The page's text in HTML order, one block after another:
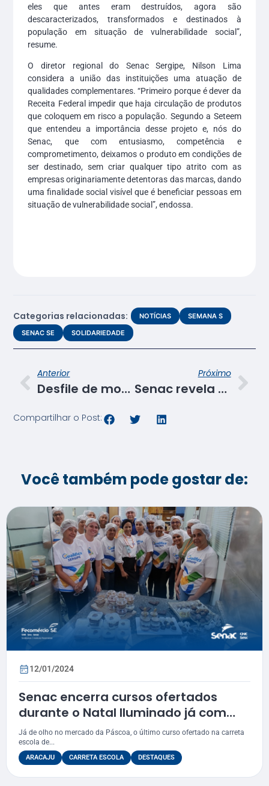
eles que antes eram destruídos, agora são
descaracterizados, transformados e destinados à
população em situação de vulnerabilidade social”,
resume.
O diretor regional do Senac Sergipe, Nilson Lima
considera a união das instituições uma atuação de
qualidades complementares. “Primeiro porque é dever da
Receita Federal impedir que haja circulação de produtos
que coloquem em risco a população. Segundo a Seteem
que entendeu a importância desse projeto e, nós do
Senac, que com entusiasmo, competência e
comprometimento, deixamos o produto em condições de
ser destinado, sem criar qualquer tipo atrito com as
empresas originariamente detentoras das marcas, dando
uma finalidade social visível que é beneficiar pessoas em
situação de vulnerabilidade social”, endossa.
Categorias relacionadas: NOTÍCIAS
SEMANA S
SENAC SE
SOLIDARIEDADE
Anterior
Desfile de moda da Semana S valoriza pessoas estreantes na passarela
Próximo
Senac revela representantes de Sergipe na Competição de Educação Profissional
Compartilhar o Post:
Você também pode gostar de:
12/01/2024
Senac encerra cursos ofertados
durante o Natal Iluminado já com
foco na Páscoa
Já de olho no mercado da Páscoa, o último curso ofertado na carreta
escola de...
ARACAJU CARRETA ESCOLA DESTAQUES